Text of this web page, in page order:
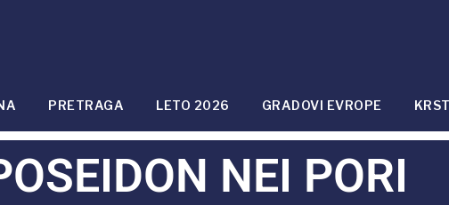
PRETRAGA LETO 2026 GRADOVI EVROPE
NEI PORI